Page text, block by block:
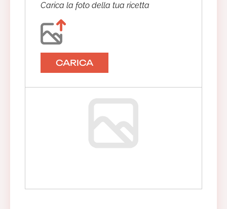
Carica la foto della tua ricetta
CARICA